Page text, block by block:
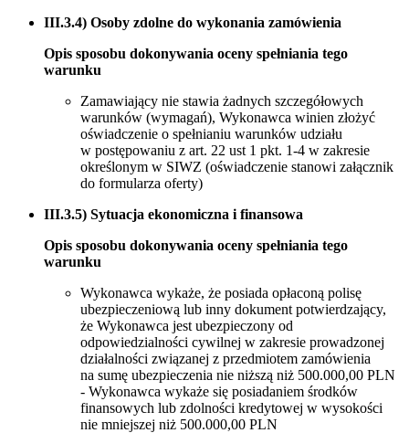
III.3.4) Osoby zdolne do wykonania zamówienia
Opis sposobu dokonywania oceny spełniania tego
warunku
Zamawiający nie stawia żadnych szczegółowych
warunków (wymagań), Wykonawca winien złożyć
oświadczenie o spełnianiu warunków udziału
w postępowaniu z art. 22 ust 1 pkt. 1-4 w zakresie
określonym w SIWZ (oświadczenie stanowi załącznik
do formularza oferty)
III.3.5) Sytuacja ekonomiczna i finansowa
Opis sposobu dokonywania oceny spełniania tego
warunku
Wykonawca wykaże, że posiada opłaconą polisę
ubezpieczeniową lub inny dokument potwierdzający,
że Wykonawca jest ubezpieczony od
odpowiedzialności cywilnej w zakresie prowadzonej
działalności związanej z przedmiotem zamówienia
na sumę ubezpieczenia nie niższą niż 500.000,00 PLN
- Wykonawca wykaże się posiadaniem środków
finansowych lub zdolności kredytowej w wysokości
nie mniejszej niż 500.000,00 PLN